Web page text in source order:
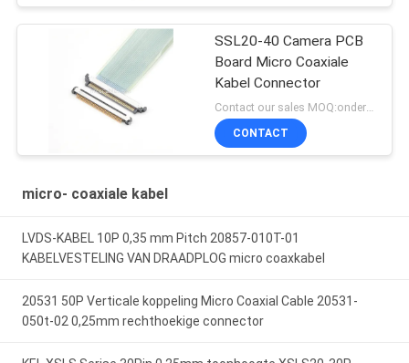
SSL20-40 Camera PCB
Board Micro Coaxiale
Kabel Connector
Contact our sales MOQ:onderhandelbaar
CONTACT
micro- coaxiale kabel
LVDS-KABEL 10P 0,35 mm Pitch 20857-010T-01
KABELVESTELING VAN DRAADPLOG micro coaxkabel
20531 50P Verticale koppeling Micro Coaxial Cable 20531-
050t-02 0,25mm rechthoekige connector